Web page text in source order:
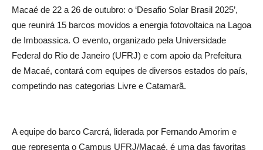
Macaé de 22 a 26 de outubro: o ‘Desafio Solar Brasil 2025’,
que reunirá 15 barcos movidos a energia fotovoltaica na Lagoa
de Imboassica. O evento, organizado pela Universidade
Federal do Rio de Janeiro (UFRJ) e com apoio da Prefeitura
de Macaé, contará com equipes de diversos estados do país,
competindo nas categorias Livre e Catamarã.
A equipe do barco Carcrá, liderada por Fernando Amorim e
que representa o Campus UFRJ/Macaé, é uma das favoritas